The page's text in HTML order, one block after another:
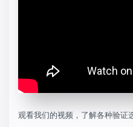
观看我们的视频，了解各种验证